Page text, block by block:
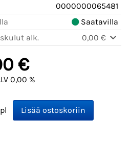
0000000065481
Saatavilla
alk.
0,00 €
€
0,00 %